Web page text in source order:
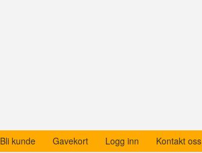
Bli kunde Gavekort Logg inn Kontakt oss